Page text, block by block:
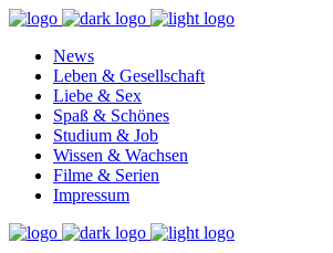
News
Leben & Gesellschaft
Liebe & Sex
Spaß & Schönes
Studium & Job
Wissen & Wachsen
Filme & Serien
Impressum